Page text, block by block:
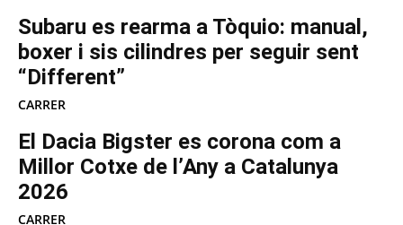
Subaru es rearma a Tòquio: manual,
boxer i sis cilindres per seguir sent
“Different”
CARRER
El Dacia Bigster es corona com a
Millor Cotxe de l’Any a Catalunya
2026
CARRER